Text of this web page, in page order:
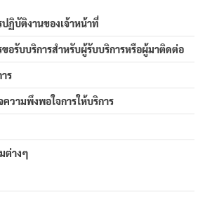
ฏิบัติงานของเจ้าหน้าที่
อรับบริการสำหรับผู้รับบริการหรือผู้มาติดต่อ
ร
ความพึงพอใจการให้บริการ
ต่างๆ